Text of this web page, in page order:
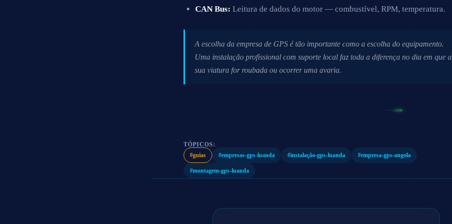
CAN Bus: Leitura de dados do motor — combustível, RPM, temperatura.
A escolha da empresa de GPS é tão importante como a escolha do equipamento.
Uma instalação profissional com suporte local faz toda a diferença no dia em que a
sua viatura for roubada ou ocorrer uma avaria.
TÓPICOS:
#guias #empresas-gps-luanda #instalação-gps-luanda #empresa-gps-angola
#montagem-gps-luanda